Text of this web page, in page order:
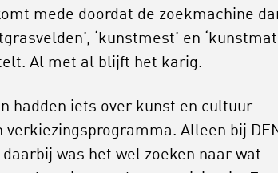
mede doordat de zoekmachine
‘kunstmest’ en
Al met al blijft het karig.
hadden iets over kunst en cultuur
verkiezingsprogramma. Alleen bij
was het wel zoeken naar wat